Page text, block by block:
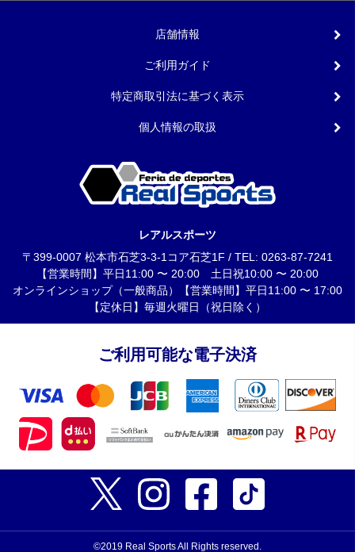
店舗情報
ご利用ガイド
特定商取引法に基づく表示
個人情報の取扱
レアルスポーツ
〒399-0007 松本市石芝3-3-1コア石芝1F / TEL: 0263-87-7241
【営業時間】平日11:00 〜 20:00 土日祝10:00 〜 20:00
オンラインショップ（一般商品）【営業時間】平日11:00 〜 17:00
【定休日】毎週火曜日（祝日除く）
ご利用可能な電子決済
©2019 Real Sports All Rights reserved.